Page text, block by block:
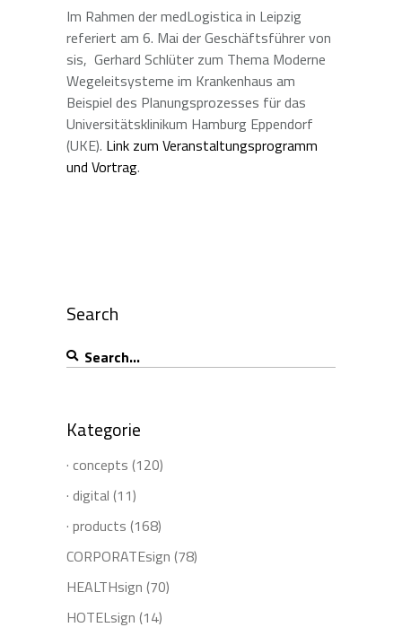
Im Rahmen der medLogistica in Leipzig
referiert am 6. Mai der Geschäftsführer von
sis, Gerhard Schlüter zum Thema Moderne
Wegeleitsysteme im Krankenhaus am
Beispiel des Planungsprozesses für das
Universitätsklinikum Hamburg Eppendorf
(UKE). Link zum Veranstaltungsprogramm
und Vortrag.
Search
Search
for:
Kategorie
· concepts (120)
· digital (11)
· products (168)
CORPORATEsign (78)
HEALTHsign (70)
HOTELsign (14)